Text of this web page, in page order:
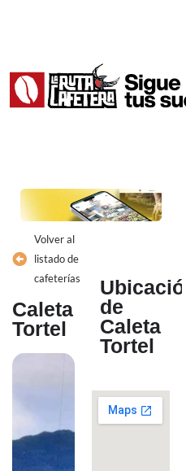
Volver al
listado de
cafeterías
Caleta
Tortel
Ubicación
de
Caleta
Tortel